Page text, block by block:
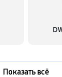
Показать всё